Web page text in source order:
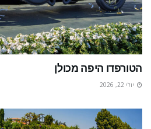
הטורפדו היפה מכולן
יולי 22, 2026